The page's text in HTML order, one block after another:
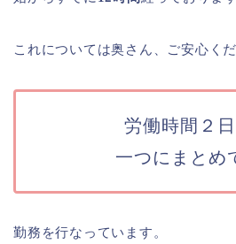
これについては奥さん、ご安心く
労働時間２
一つにまとめ
勤務を行なっています。